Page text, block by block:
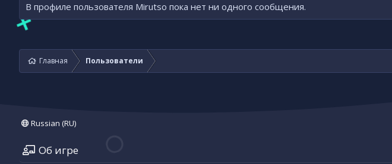
В профиле пользователя Mirutso пока нет ни одного сообщения.
Главная Пользователи
Russian (RU)
Об игре